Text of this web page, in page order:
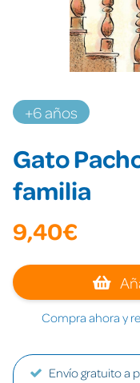
+6 años
Gato
familia
9,40€
Compra ahora y
Envío gratuito a